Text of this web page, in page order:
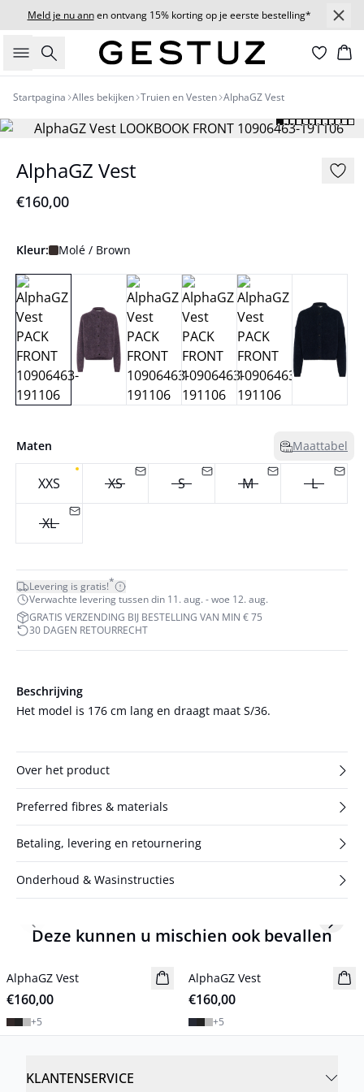
Meld je nu annen ontvang 15% korting op je eerste bestelling*
Zoeken
Startpagina Alles bekijken Truien en Vesten AlphaGZ Vest
AlphaGZ Vest
€160,00
Kleur: Molé / Brown
Maten Maattabel
XXS XS S M L
XL
Levering is gratis!*
Verwachte levering tussen din 11. aug. - woe 12. aug.
GRATIS VERZENDING BIJ BESTELLING VAN MIN € 75
30 DAGEN RETOURRECHT
Beschrijving
Het model is 176 cm lang en draagt maat S/36.
Over het product
Preferred fibres & materials
Betaling, levering en retournering
Onderhoud & Wasinstructies
Deze kunnen u mischien ook bevallen
Nieuw
AlphaGZ Vest
€160,00
+5
Nieuw
AlphaGZ Vest
€160,00
+5
Previous slide Next
KLANTENSERVICE